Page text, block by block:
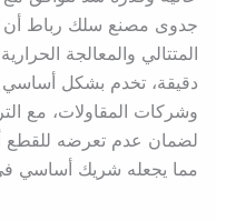
جدوى مصنع سلك رباط أن
المتتالي والمعالجة
دقيقة، تخدم بشكل أساسي
وشركات المقاولات، مع
لضمان عدم تعرضه للقطع
مما يجعله شريك أساسي